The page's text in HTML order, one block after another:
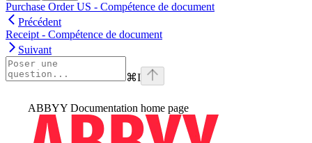
Purchase Order US - Compétence de document
Précédent
Receipt - Compétence de document
Suivant
⌘I
ABBYY Documentation home page